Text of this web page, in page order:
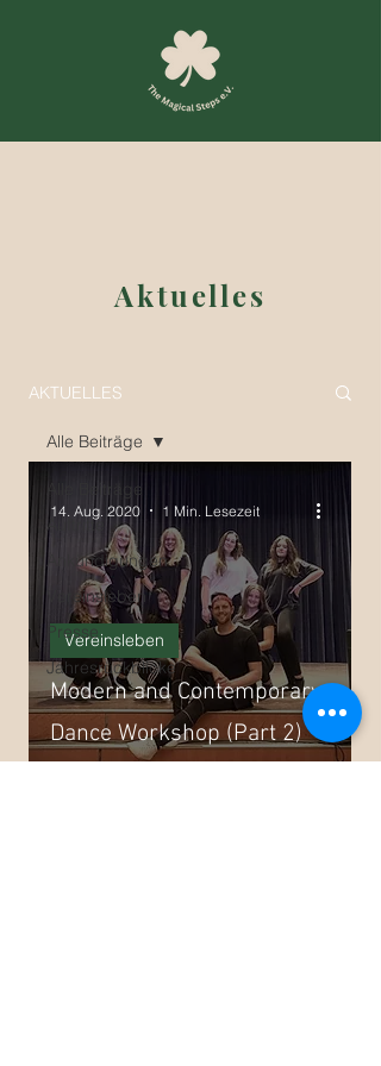
Aktuelles
AKTUELLES
Alle Beiträge
Auftritte
Ankündigungen
Vereinsleben
Presse
Jahresrückblicke
Alle Beiträge
Modern and Contemporary
Dance Workshop (Part 2)
Vereinsleben
14. Aug. 2020 1 Min. Lesezeit